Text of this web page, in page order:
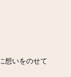
想いをのせて